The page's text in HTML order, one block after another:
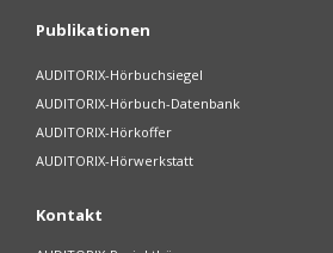
Publikationen
AUDITORIX-Hörbuchsiegel
AUDITORIX-Hörbuch-Datenbank
AUDITORIX-Hörkoffer
AUDITORIX-Hörwerkstatt
Kontakt